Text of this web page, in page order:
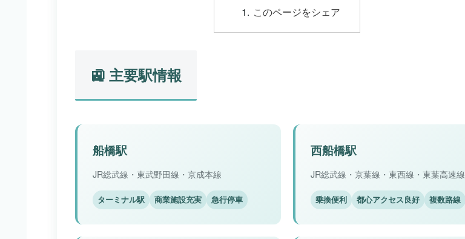
このページをシェア
🚉 主要駅情報
船橋駅
JR総武線・東武野田線・京成本線
ターミナル駅 商業施設充実 急行停車
西船橋駅
JR総武線・京葉線・東西線・東葉高速線
乗換便利 都心アクセス良好 複数路線